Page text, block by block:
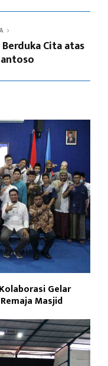
Cita atas
Gelar
Masjid